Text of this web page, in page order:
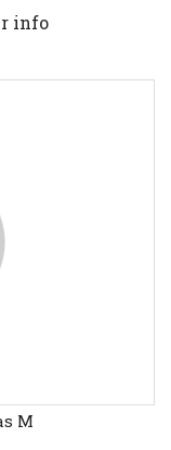
info
M